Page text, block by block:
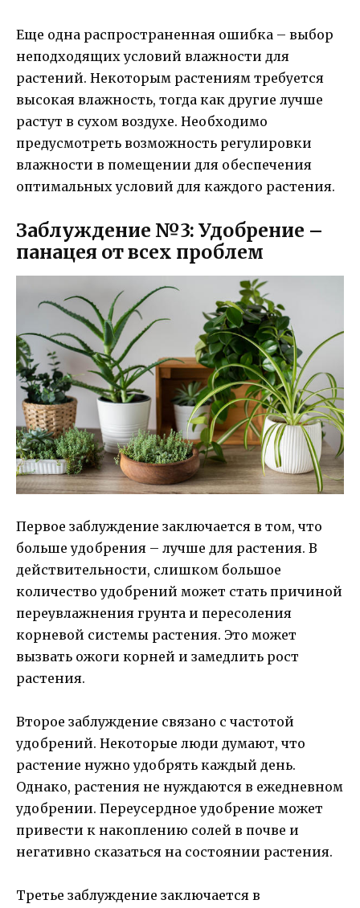
Еще одна распространенная ошибка – выбор
неподходящих условий влажности для
растений. Некоторым растениям требуется
высокая влажность, тогда как другие лучше
растут в сухом воздухе. Необходимо
предусмотреть возможность регулировки
влажности в помещении для обеспечения
оптимальных условий для каждого растения.
Заблуждение №3: Удобрение –
панацея от всех проблем
Первое заблуждение заключается в том, что
больше удобрения – лучше для растения. В
действительности, слишком большое
количество удобрений может стать причиной
переувлажнения грунта и пересоления
корневой системы растения. Это может
вызвать ожоги корней и замедлить рост
растения.
Второе заблуждение связано с частотой
удобрений. Некоторые люди думают, что
растение нужно удобрять каждый день.
Однако, растения не нуждаются в ежедневном
удобрении. Переусердное удобрение может
привести к накоплению солей в почве и
негативно сказаться на состоянии растения.
Третье заблуждение заключается в